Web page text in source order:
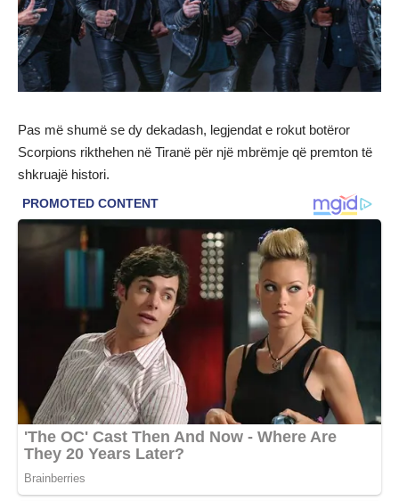
Pas më shumë se dy dekadash, legjendat e rokut botëror
Scorpions rikthehen në Tiranë për një mbrëmje që premton të
shkruajë histori.